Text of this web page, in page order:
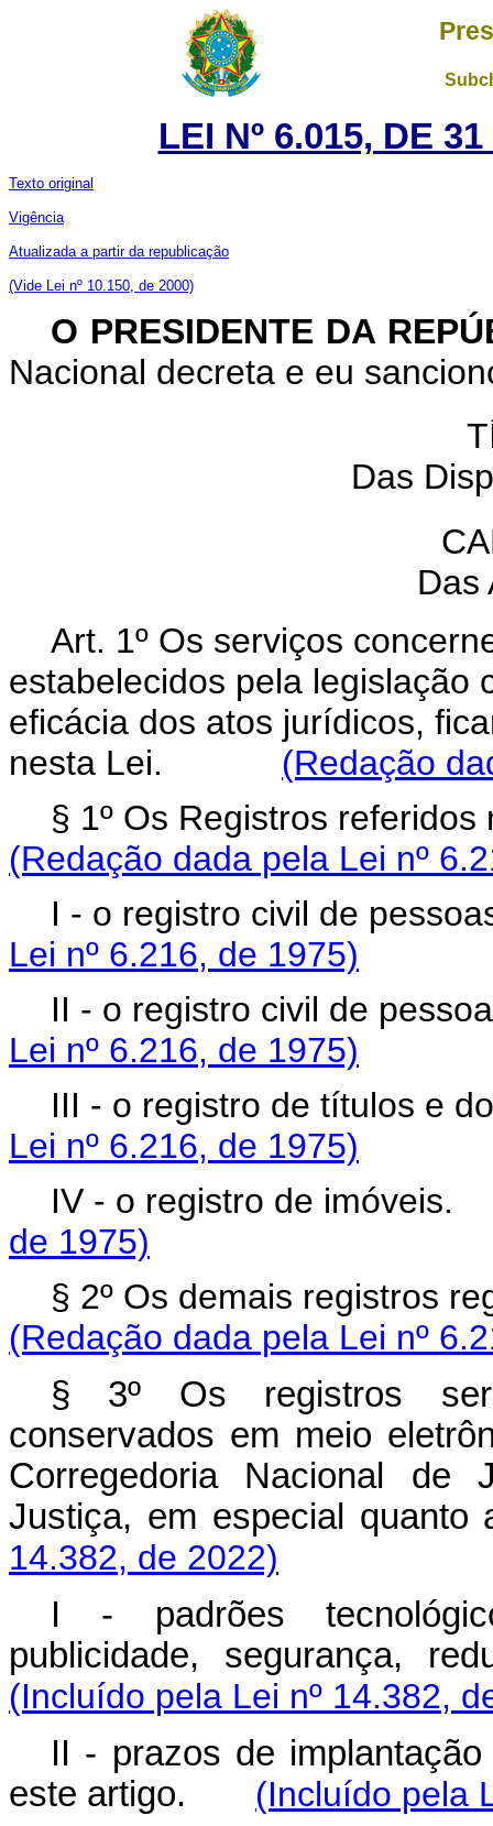
LEI Nº 6.015, DE
Texto original
Vigência
Atualizada a partir da republicação
(Vide Lei nº 10.150, de 2000)
O PRESIDENTE DA
Nacional decreta e eu
Das
Das
Art. 1º Os serviços
estabelecidos pela legislação
eficácia dos atos jurídicos,
nesta Lei. (Redação
§ 1º Os Registros
(Redação dada pela Lei nº
I - o registro civil de
Lei nº 6.216, de 1975)
II - o registro civil de
Lei nº 6.216, de 1975)
III - o registro de títulos
Lei nº 6.216, de 1975)
IV - o registro de
de 1975)
§ 2º Os demais registros
(Redação dada pela Lei nº
§ 3º Os registros
conservados em meio
Corregedoria Nacional de
Justiça, em especial
14.382, de 2022)
I - padrões
publicidade, segurança,
(Incluído pela Lei nº 14.382,
II - prazos de
este artigo. (Incluído pela